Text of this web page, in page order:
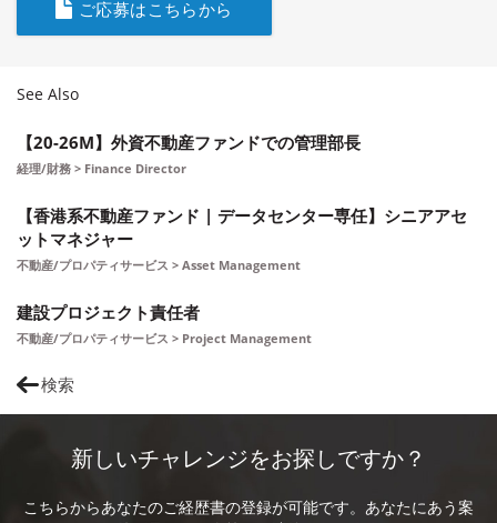
ご応募はこちらから
See Also
【20-26M】外資不動産ファンドでの管理部長
経理/財務 > Finance Director
【香港系不動産ファンド | データセンター専任】シニアアセ
ットマネジャー
不動産/プロパティサービス > Asset Management
建設プロジェクト責任者
不動産/プロパティサービス > Project Management
検索
新しいチャレンジをお探しですか？
こちらからあなたのご経歴書の登録が可能です。あなたにあう案